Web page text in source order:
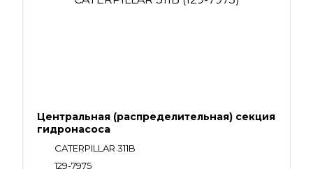
Центральная (распределительная) секция
гидронасоса
CATERPILLAR 311B
129-7975